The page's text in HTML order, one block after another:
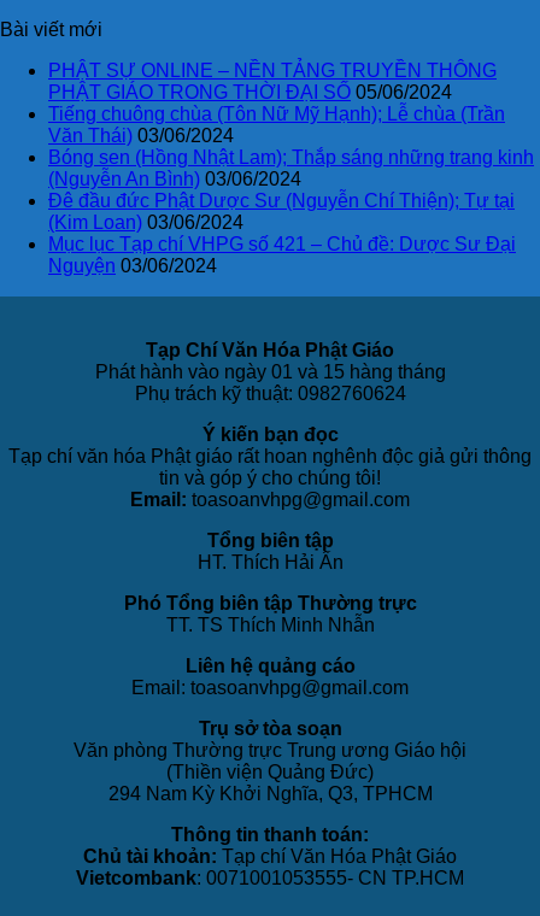
Bài viết mới
PHẬT SỰ ONLINE – NỀN TẢNG TRUYỀN THÔNG
PHẬT GIÁO TRONG THỜI ĐẠI SỐ 05/06/2024
Tiếng chuông chùa (Tôn Nữ Mỹ Hạnh); Lễ chùa (Trần
Văn Thái) 03/06/2024
Bóng sen (Hồng Nhật Lam); Thắp sáng những trang kinh
(Nguyễn An Bình) 03/06/2024
Đê đầu đức Phật Dược Sư (Nguyễn Chí Thiện); Tự tại
(Kim Loan) 03/06/2024
Mục lục Tạp chí VHPG số 421 – Chủ đề: Dược Sư Đại
Nguyện 03/06/2024
Tạp Chí Văn Hóa Phật Giáo
Phát hành vào ngày 01 và 15 hàng tháng
Phụ trách kỹ thuật: 0982760624
Ý kiến bạn đọc
Tạp chí văn hóa Phật giáo rất hoan nghênh độc giả gửi thông
tin và góp ý cho chúng tôi!
Email: toasoanvhpg@gmail.com
Tổng biên tập
HT. Thích Hải Ấn
Phó Tổng biên tập Thường trực
TT. TS Thích Minh Nhẫn
Liên hệ quảng cáo
Email: toasoanvhpg@gmail.com
Trụ sở tòa soạn
Văn phòng Thường trực Trung ương Giáo hội
(Thiền viện Quảng Đức)
294 Nam Kỳ Khởi Nghĩa, Q3, TPHCM
Thông tin thanh toán:
Chủ tài khoản: Tạp chí Văn Hóa Phật Giáo
Vietcombank: 0071001053555- CN TP.HCM